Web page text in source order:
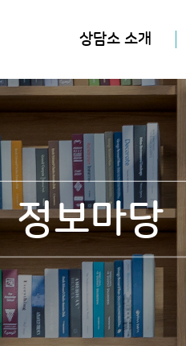
상담소 소개
정보마당